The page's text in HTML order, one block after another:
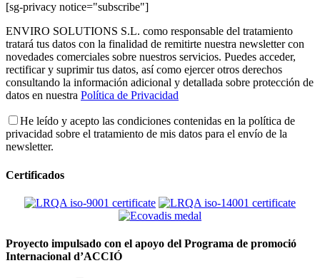
[sg-privacy notice="subscribe"]
ENVIRO SOLUTIONS S.L. como responsable del tratamiento
tratará tus datos con la finalidad de remitirte nuestra newsletter con
novedades comerciales sobre nuestros servicios. Puedes acceder,
rectificar y suprimir tus datos, así como ejercer otros derechos
consultando la información adicional y detallada sobre protección de
datos en nuestra Política de Privacidad
He leído y acepto las condiciones contenidas en la política de
privacidad sobre el tratamiento de mis datos para el envío de la
newsletter.
Certificados
Proyecto impulsado con el apoyo del Programa de promoció
Internacional d’ACCIÓ